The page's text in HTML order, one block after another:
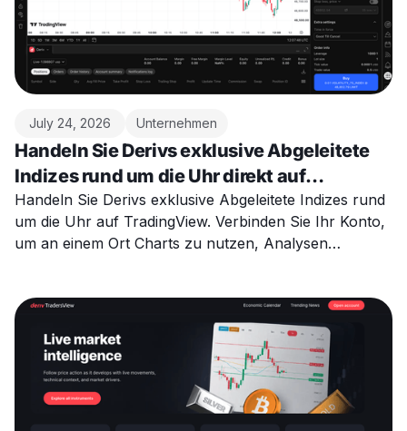
July 24, 2026 Unternehmen
Handeln Sie Derivs exklusive Abgeleitete
Indizes rund um die Uhr direkt auf
TradingView
Handeln Sie Derivs exklusive Abgeleitete Indizes rund
um die Uhr auf TradingView. Verbinden Sie Ihr Konto,
um an einem Ort Charts zu nutzen, Analysen